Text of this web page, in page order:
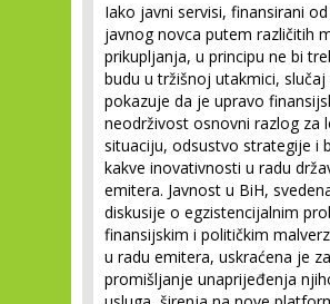
Iako javni servisi, finansirani
javnog novca putem različitih
prikupljanja, u principu ne bi
budu u tržišnoj utakmici, slučaj
pokazuje da je upravo
neodrživost osnovni razlog za
situaciju, odsustvo strategije i
kakve inovativnosti u radu
emitera. Javnost u BiH,
diskusije o egzistencijalnim
finansijskim i političkim
u radu emitera, uskraćena je za
promišljanje unaprijeđenja